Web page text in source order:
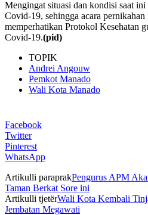
Mengingat situasi dan kondisi saat
Covid-19, sehingga acara
memperhatikan Protokol Kesehatan
Covid-19.(pid)
TOPIK
Andrei Angouw
Pemkot Manado
Wali Kota Manado
Facebook
Twitter
Pinterest
WhatsApp
Artikulli paraprakPengurus APM
Taman Berkat Sore ini
Artikulli tjetërWali Kota Kembali
Jembatan Megawati